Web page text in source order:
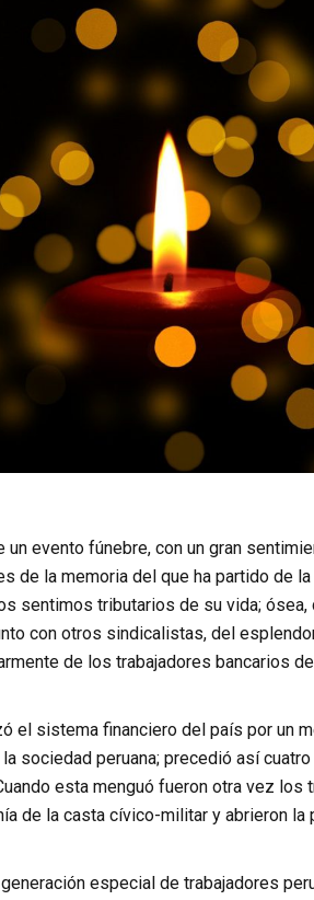
un evento fúnebre, con un gran
de la memoria del que ha partido de
sentimos tributarios de su vida;
con otros sindicalistas, del
de los trabajadores bancarios
el sistema financiero del país por un
sociedad peruana; precedió así
esta menguó fueron otra vez
de la casta cívico-militar y abrieron la
especial de trabajadores